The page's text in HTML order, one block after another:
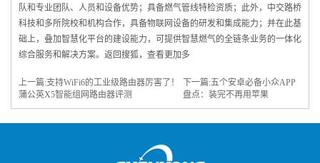
队和专业团队、人员和设备优势；具备燃气管线特检资质；此外，中交路桥
科技和多所院校和机构合作，具备物联网设备的研发和集成能力；并在此基
础上，叠加智慧化平台的建设能力，可提供智慧燃气的全链条业务的一体化
综合服务和解决方案。返回搜狐，查看更加多
上一篇:支持WiFi6的工业级路由器厉害了！
蒲公英X5智能组网路由器评测
下一篇:五个安卓必备小众APP
盘点：装完不再用苹果